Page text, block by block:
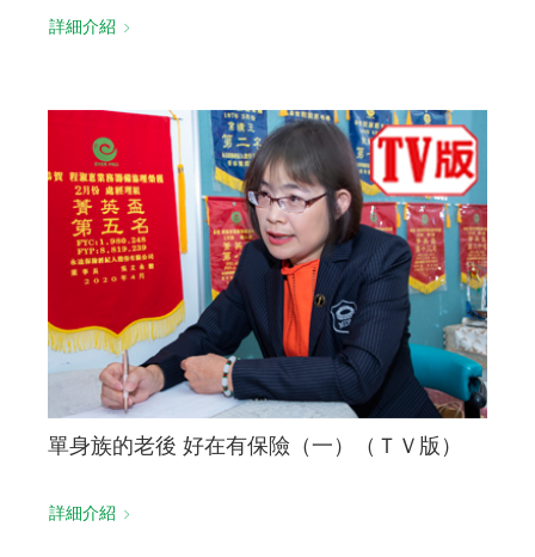
詳細介紹
單身族的老後 好在有保險（一）（ＴＶ版）
詳細介紹